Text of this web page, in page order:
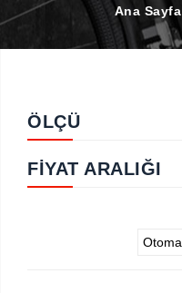
Ana Sayfa
ÖLÇÜ
FIYAT ARALIĞI